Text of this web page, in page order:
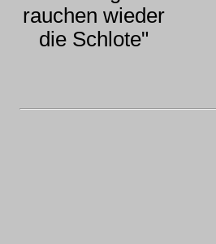
rauchen wieder
die Schlote"